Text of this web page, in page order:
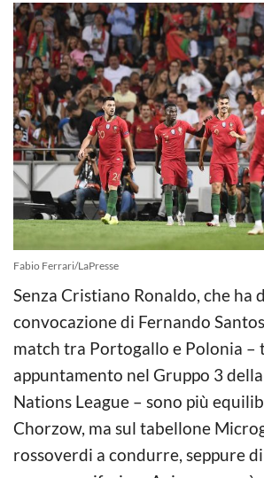
Fabio Ferrari/LaPresse
Senza Cristiano Ronaldo, che ha
convocazione di Fernando
match tra Portogallo e Polonia –
appuntamento nel Gruppo 3
Nations League – sono più
Chorzow, ma sul tabellone
rossoverdi a condurre, seppure